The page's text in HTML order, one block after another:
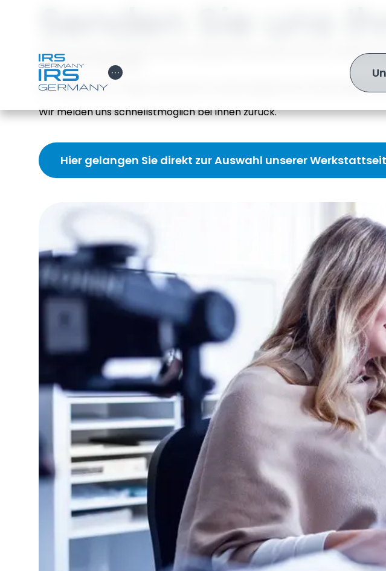
Open Hamburger Menu
Damit wir Ihre Anfrage schnell und gezielt bearbeiten können, wählen
rund um Ihr Fahrzeug.
Bei allgemeinen Fragen unterstützt uns die Angabe Ihrer Stadt dabei,
Wir melden uns schnellstmöglich bei Ihnen zurück.
Hier gelangen Sie direkt zur Auswahl unserer